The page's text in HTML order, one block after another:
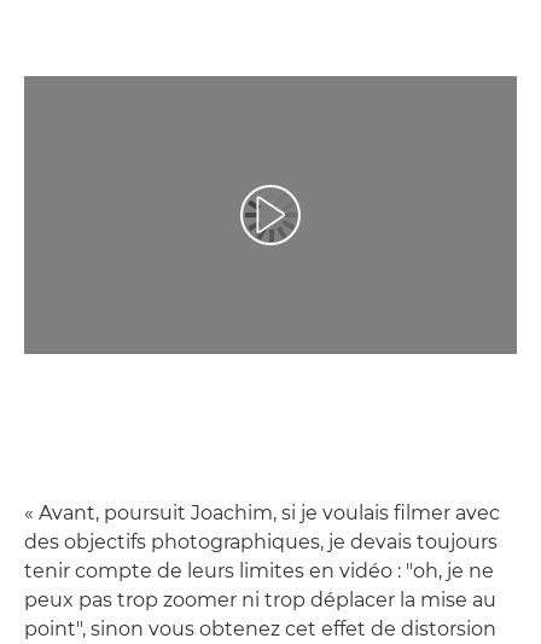
Lancer la vidéo
« Avant, poursuit Joachim, si je voulais filmer avec
des objectifs photographiques, je devais toujours
tenir compte de leurs limites en vidéo : "oh, je ne
peux pas trop zoomer ni trop déplacer la mise au
point", sinon vous obtenez cet effet de distorsion